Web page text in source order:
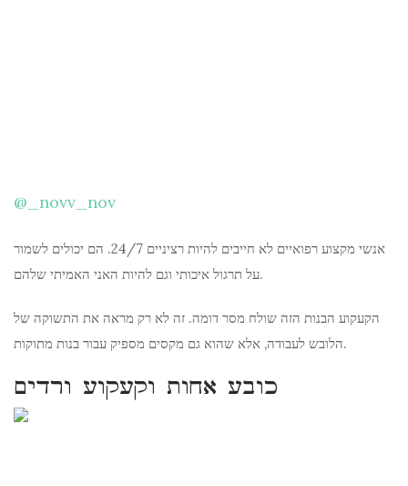
@_novv_nov
אנשי מקצוע רפואיים לא חייבים להיות רציניים 24/7. הם יכולים לשמור
על תרגול איכותי וגם להיות האני האמיתי שלהם.
הקעקוע הבנות הזה שולח מסר דומה. זה לא רק מראה את התשוקה של
הלובש לעבודה, אלא שהוא גם מקסים מספיק עבור בנות מתוקות.
כובע אחות וקעקוע ורדים